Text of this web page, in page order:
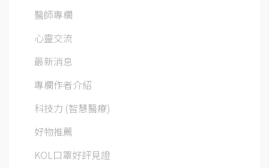
醫師專欄
心靈交流
最新消息
專欄作者介紹
科技力 (智慧醫療)
好物推薦
KOL口罩好評見證